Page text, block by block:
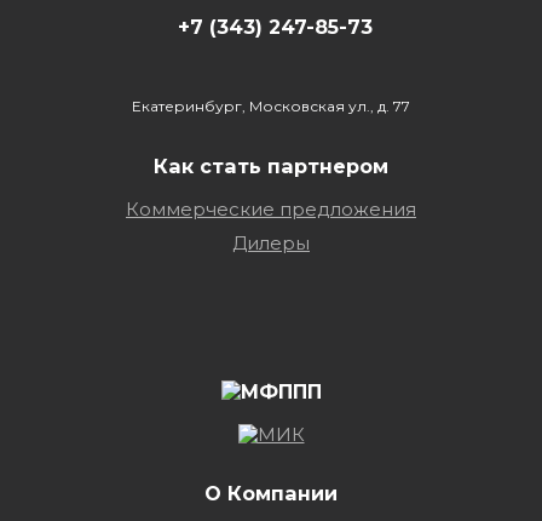
+7 (343) 247-85-73
Екатеринбург, Московская ул., д. 77
Как стать партнером
Коммерческие предложения
Дилеры
О Компании